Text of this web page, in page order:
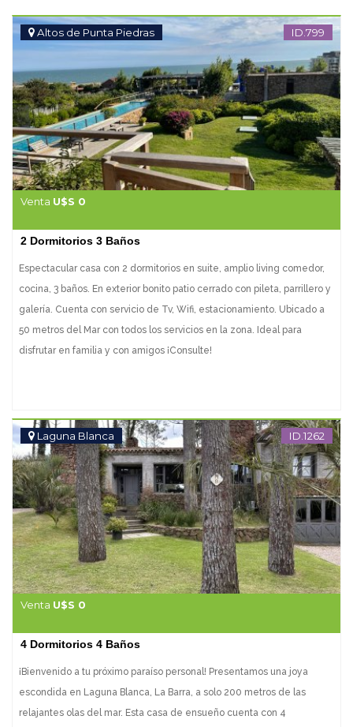
Altos de Punta Piedras ID.799
Venta U$S 0
2 Dormitorios 3 Baños
Espectacular casa con 2 dormitorios en suite, amplio living comedor,
cocina, 3 baños. En exterior bonito patio cerrado con pileta, parrillero y
galería. Cuenta con servicio de Tv, Wifi, estacionamiento. Ubicado a
50 metros del Mar con todos los servicios en la zona. Ideal para
disfrutar en familia y con amigos ¡Consulte!
Laguna Blanca ID.1262
Venta U$S 0
4 Dormitorios 4 Baños
¡Bienvenido a tu próximo paraíso personal! Presentamos una joya
escondida en Laguna Blanca, La Barra, a solo 200 metros de las
relajantes olas del mar. Esta casa de ensueño cuenta con 4